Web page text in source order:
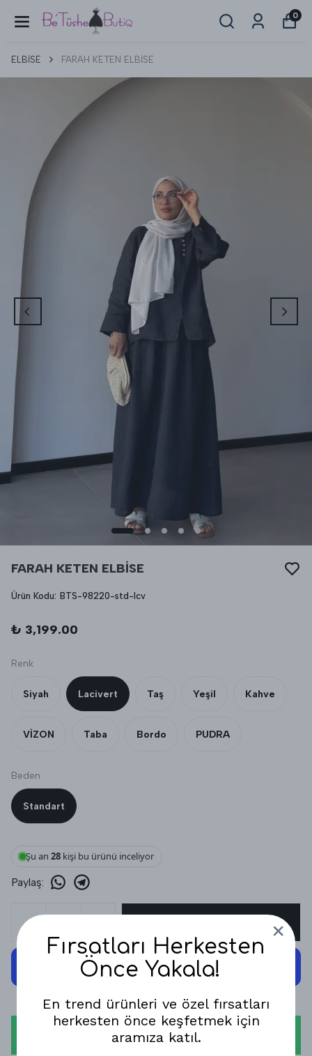
0
ELBİSE FARAH KETEN ELBİSE
FARAH KETEN ELBİSE
Ürün Kodu: BTS-98220-std-lcv
₺ 3,199.00
Renk
Siyah Lacivert Taş Yeşil Kahve
VİZON Taba Bordo PUDRA
Beden
Standart
Şu an 28kişi bu ürünü inceliyor
Paylaş:
WHATSAPP
Fırsatları Herkesten
Önce Yakala!
En trend ürünleri ve özel fırsatları
herkesten önce keşfetmek için
aramıza katıl.